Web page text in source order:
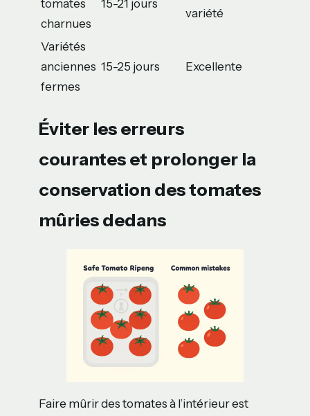
tomates
charnues
15-21 jours
variété
Variétés
anciennes
fermes
15-25 jours Excellente
Éviter les erreurs
courantes et prolonger la
conservation des tomates
mûries dedans
Faire mûrir des tomates à l’intérieur est